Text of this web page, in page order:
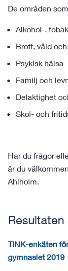
De områden
Alkohol-,
Brott, våld
Psykisk hälsa
Familj och
Delaktighet
Skol- och
Har du frågor
är du
Ahlholm.
Resultaten
TiNK-enkäten
gymnasiet 2019